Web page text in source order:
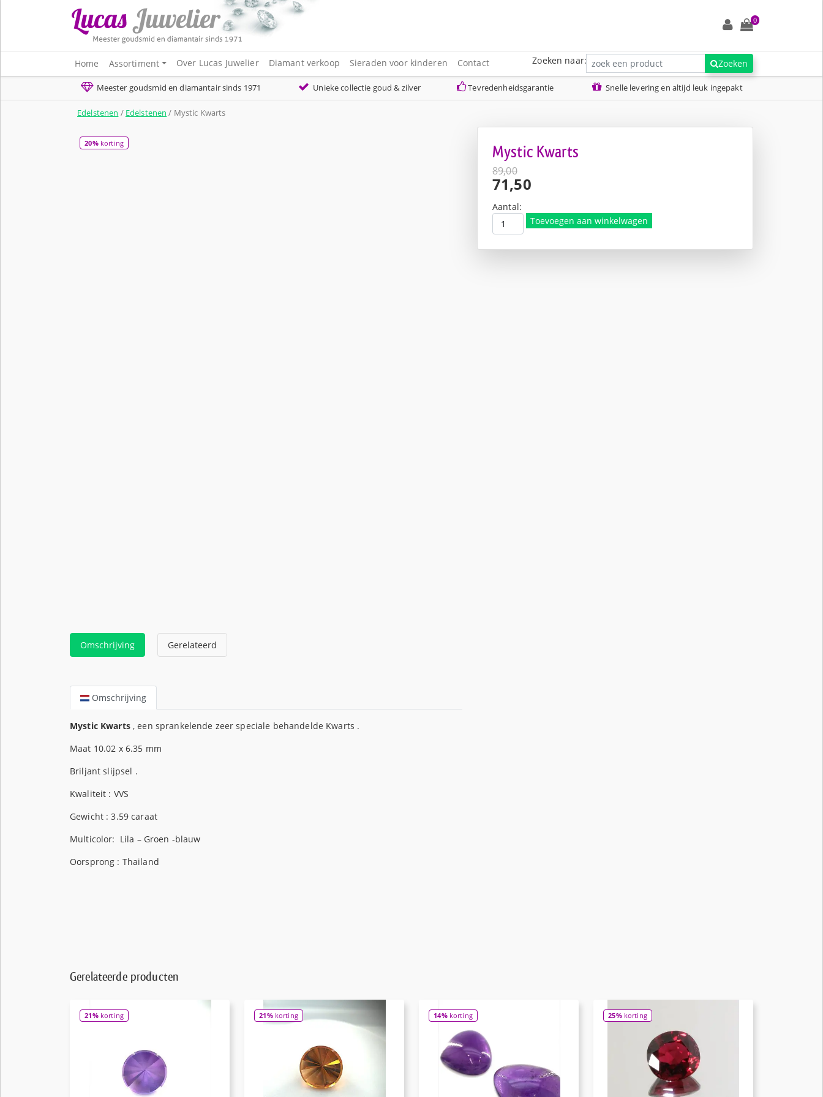
0
Home Assortiment Over Lucas Juwelier Diamant verkoop Sieraden voor kinderen Contact Zoeken naar: Zoeken
Meester goudsmid en diamantair sinds 1971 Unieke collectie goud & zilver Tevredenheidsgarantie Snelle levering en altijd leuk ingepakt
Edelstenen / Edelstenen / Mystic Kwarts
20%korting
Omschrijving Gerelateerd
Omschrijving
Mystic Kwarts, een sprankelende zeer speciale behandelde Kwarts .
Maat 10.02 x 6.35 mm
Briljant slijpsel .
Kwaliteit : VVS
Gewicht : 3.59 caraat
Multicolor: Lila – Groen -blauw
Oorsprong : Thailand
Mystic Kwarts
89,00
Oorspronkelijke
prijs
was:
€89,00.
71,50
Huidige
prijs
is:
€71,50.
Aantal:
Toevoegen aan winkelwagen
Gerelateerde producten
21%korting 21%korting 14%korting 25%korting